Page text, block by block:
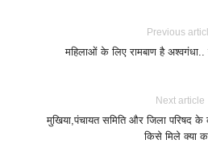
Previous
महिलाओं के लिए रामबाण है अश्वगंधा..
Next article
मुखिया,पंचायत समिति और जिला परिषद के
किसे मिले क्या